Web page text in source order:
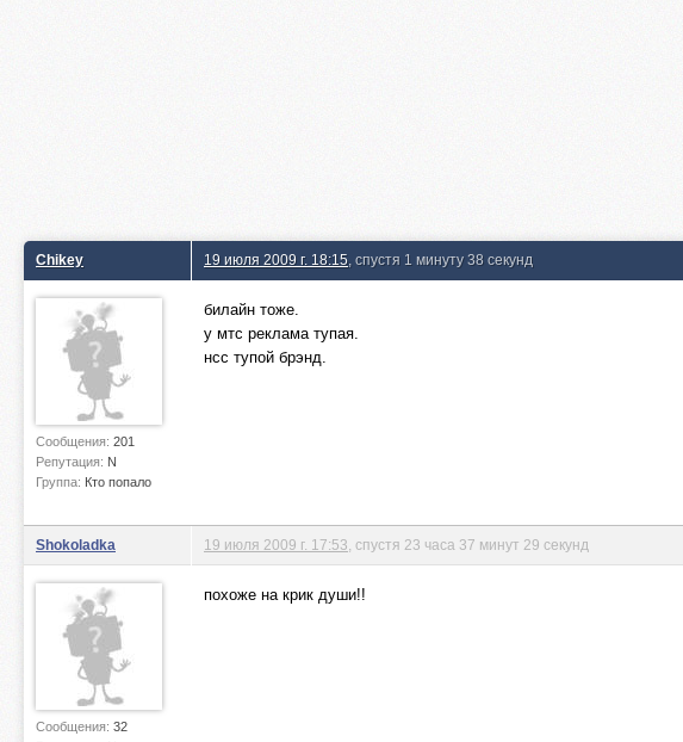
Chikey
Сообщения: 201
Репутация: N
Группа: Кто попало
19 июля 2009 г. 18:15 , спустя 1 минуту 38 секунд
билайн тоже.
у мтс реклама тупая.
нсс тупой брэнд.
Shokoladka
Сообщения: 32
19 июля 2009 г. 17:53 , спустя 23 часа 37 минут 29 секунд
похоже на крик души!!